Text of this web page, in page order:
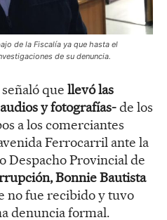
de la Fiscalía ya que hasta el
de su denuncia.
que llevó las
y fotografías-de los
a los comerciantes
Ferrocarril ante la
Despacho Provincial de
Bonnie Bautista
no fue recibido y tuvo
denuncia formal.